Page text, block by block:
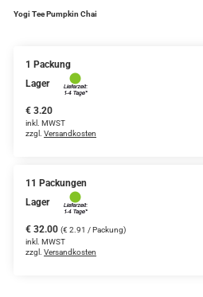
Teemischungen
Rooibos Tee
Aromatisierter Grüntee
Früchtetee
Yogi Tee Pumpkin Chai
1 Packung
Lager
€ 3.20
inkl. MWST
zzgl. Versandkosten
11 Packungen
Lager
€ 32.00 (€ 2.91 / Packung)
inkl. MWST
zzgl. Versandkosten